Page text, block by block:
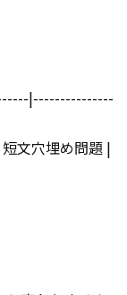
|---------------
文穴埋め問題 |